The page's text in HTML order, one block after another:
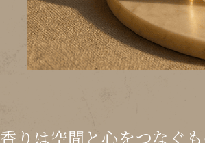
香りは空間と心をつなぐ